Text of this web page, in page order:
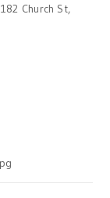
Church St,